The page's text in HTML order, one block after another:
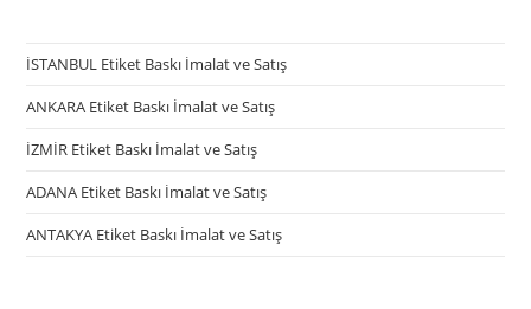
İSTANBUL Etiket Baskı İmalat ve Satış
ANKARA Etiket Baskı İmalat ve Satış
İZMİR Etiket Baskı İmalat ve Satış
ADANA Etiket Baskı İmalat ve Satış
ANTAKYA Etiket Baskı İmalat ve Satış